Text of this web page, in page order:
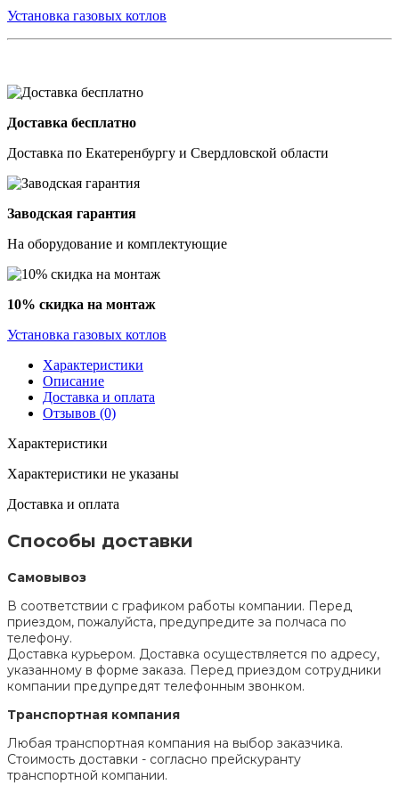
Установка газовых котлов
Доставка бесплатно
Доставка по Екатеренбургу и Свердловской области
Заводская гарантия
На оборудование и комплектующие
10% скидка на монтаж
Установка газовых котлов
Характеристики
Описание
Доставка и оплата
Отзывов (0)
Характеристики
Характеристики не указаны
Доставка и оплата
Способы доставки
Самовывоз
В соответствии с графиком работы компании. Перед
приездом, пожалуйста, предупредите за полчаса по
телефону.
Доставка курьером. Доставка осуществляется по адресу,
указанному в форме заказа. Перед приездом сотрудники
компании предупредят телефонным звонком.
Транспортная компания
Любая транспортная компания на выбор заказчика.
Стоимость доставки - согласно прейскуранту
транспортной компании.